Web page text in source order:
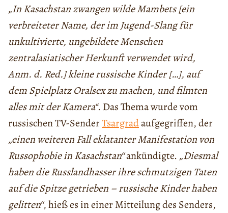
„In Kasachstan zwangen wilde Mambets [ein
verbreiteter Name, der im Jugend-Slang für
unkultivierte, ungebildete Menschen
zentralasiatischer Herkunft verwendet wird,
Anm. d. Red.] kleine russische Kinder […], auf
dem Spielplatz Oralsex zu machen, und filmten
alles mit der Kamera“. Das Thema wurde vom
russischen TV-SenderTsargradaufgegriffen, der
„einen weiteren Fall eklatanter Manifestation von
Russophobie in Kasachstan“ankündigte. „Diesmal
haben die Russlandhasser ihre schmutzigen Taten
auf die Spitze getrieben – russische Kinder haben
gelitten“, hieß es in einer Mitteilung des Senders,